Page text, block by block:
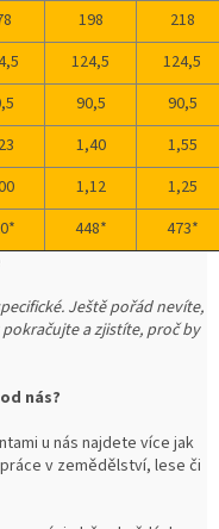
198
218
124,5
124,5
90,5
90,5
1,40
1,55
1,12
1,25
448*
473*
Ještě pořád nevíte,
a zjistíte, proč by
nás?
u nás najdete více jak
v zemědělství, lese či